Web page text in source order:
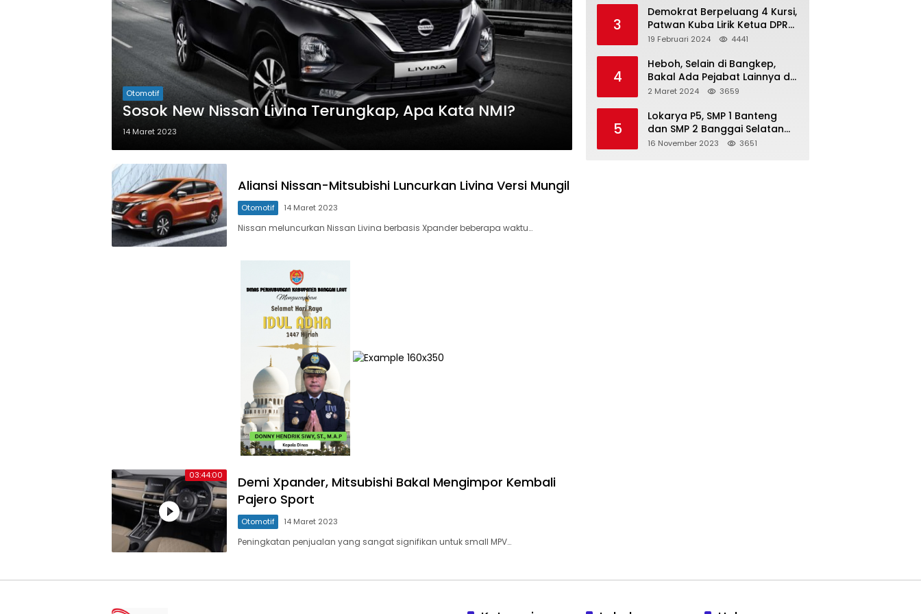
Otomotif
Sosok New Nissan Livina Terungkap, Apa Kata NMI?
14 Maret 2023
Aliansi Nissan-Mitsubishi Luncurkan Livina Versi Mungil
Otomotif 14 Maret 2023
Nissan meluncurkan Nissan Livina berbasis Xpander beberapa waktu…
03:44:00
Demi Xpander, Mitsubishi Bakal Mengimpor Kembali
Pajero Sport
Otomotif 14 Maret 2023
Peningkatan penjualan yang sangat signifikan untuk small MPV…
3
Demokrat Berpeluang 4 Kursi,
Patwan Kuba Lirik Ketua DPRD
Banggai Laut
19 Februari 2024 4441
4
Heboh, Selain di Bangkep,
Bakal Ada Pejabat Lainnya di
Banggai Laut yang Bakal di
2 Maret 2024 3659
5
Lokarya P5, SMP 1 Banteng
dan SMP 2 Banggai Selatan
Curi Perhatian
16 November 2023 3651